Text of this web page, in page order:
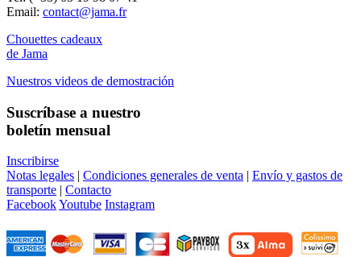
Email: contact@jama.fr
Chouettes cadeaux
de Jama
Nuestros videos de demostración
Suscríbase a nuestro
boletín mensual
Inscribirse
Notas legales | Condiciones generales de venta | Envío y gastos de
transporte | Contacto
FacebookYoutube Instagram